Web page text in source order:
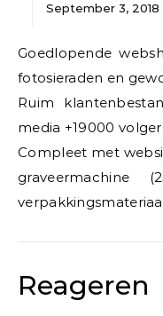
September 3, 2018
Goedlopende webshop ter overname in naam en
fotosieraden en
Ruim
media +19000
Compleet met
graveermachine
Reageren